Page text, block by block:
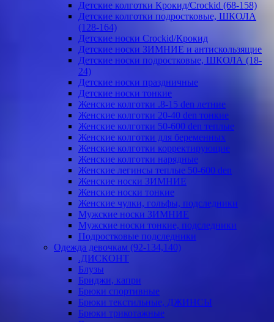
Детские колготки Крокид/Crockid (68-158)
Детские колготки подростковые, ШКОЛА
(128-164)
Детские носки Crockid/Крокид
Детские носки ЗИМНИЕ и антискользящие
Детские носки подростковые, ШКОЛА (18-
24)
Детские носки праздничные
Детские носки тонкие
Женские колготки .8-15 den летние
Женские колготки 20-40 den тонкие
Женские колготки 50-600 den теплые
Женские колготки для беременных
Женские колготки корректирующие
Женские колготки нарядные
Женские легинсы теплые 50-600 den
Женские носки ЗИМНИЕ
Женские носки тонкие
Женские чулки, гольфы, подследники
Мужские носки ЗИМНИЕ
Мужские носки тонкие, подследники
Подростковые подследники
Одежда девочкам (92-134,140)
.ДИСКОНТ
Блузы
Бриджи, капри
Брюки спортивные
Брюки текстильные, ДЖИНСЫ
Брюки трикотажные